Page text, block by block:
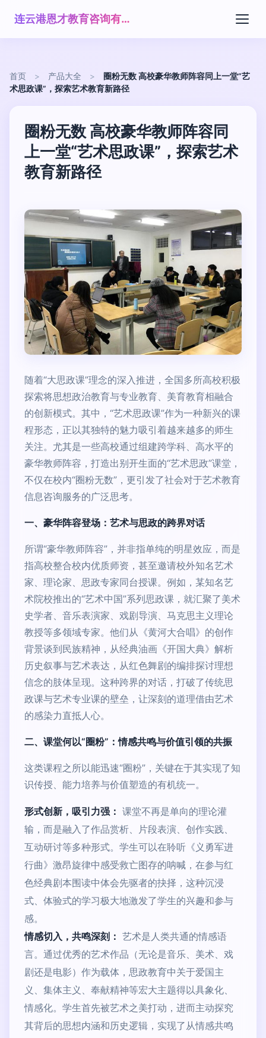
连云港恩才教育咨询有限公司
首页 > 产品大全 >
圈粉无数 高校豪华教师阵容同上一堂“艺
术思政课”，探索艺术教育新路径
圈粉无数 高校豪华教师阵容同
上一堂“艺术思政课”，探索艺术
教育新路径
随着“大思政课”理念的深入推进，全国多所高校积极
探索将思想政治教育与专业教育、美育教育相融合
的创新模式。其中，“艺术思政课”作为一种新兴的课
程形态，正以其独特的魅力吸引着越来越多的师生
关注。尤其是一些高校通过组建跨学科、高水平的
豪华教师阵容，打造出别开生面的“艺术思政”课堂，
不仅在校内“圈粉无数”，更引发了社会对于艺术教育
信息咨询服务的广泛思考。
一、豪华阵容登场：艺术与思政的跨界对话
所谓“豪华教师阵容”，并非指单纯的明星效应，而是
指高校整合校内优质师资，甚至邀请校外知名艺术
家、理论家、思政专家同台授课。例如，某知名艺
术院校推出的“艺术中国”系列思政课，就汇聚了美术
史学者、音乐表演家、戏剧导演、马克思主义理论
教授等多领域专家。他们从《黄河大合唱》的创作
背景谈到民族精神，从经典油画《开国大典》解析
历史叙事与艺术表达，从红色舞剧的编排探讨理想
信念的肢体呈现。这种跨界的对话，打破了传统思
政课与艺术专业课的壁垒，让深刻的道理借由艺术
的感染力直抵人心。
二、课堂何以“圈粉”：情感共鸣与价值引领的共振
这类课程之所以能迅速“圈粉”，关键在于其实现了知
识传授、能力培养与价值塑造的有机统一。
形式创新，吸引力强： 课堂不再是单向的理论灌
输，而是融入了作品赏析、片段表演、创作实践、
互动研讨等多种形式。学生可以在聆听《义勇军进
行曲》激昂旋律中感受救亡图存的呐喊，在参与红
色经典剧本围读中体会先驱者的抉择，这种沉浸
式、体验式的学习极大地激发了学生的兴趣和参与
感。
情感切入，共鸣深刻： 艺术是人类共通的情感语
言。通过优秀的艺术作品（无论是音乐、美术、戏
剧还是电影）作为载体，思政教育中关于爱国主
义、集体主义、奉献精神等宏大主题得以具象化、
情感化。学生首先被艺术之美打动，进而主动探究
其背后的思想内涵和历史逻辑，实现了从情感共鸣